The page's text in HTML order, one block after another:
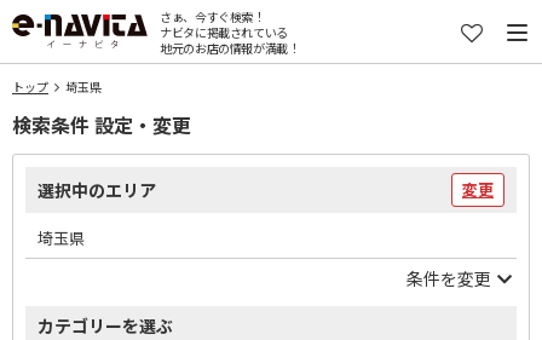
さぁ、今すぐ検索！
ナビタに掲載されている
地元のお店の情報が満載！
トップ 埼玉県
検索条件 設定・変更
選択中のエリア 変更
埼玉県
条件を変更
カテゴリーを選ぶ